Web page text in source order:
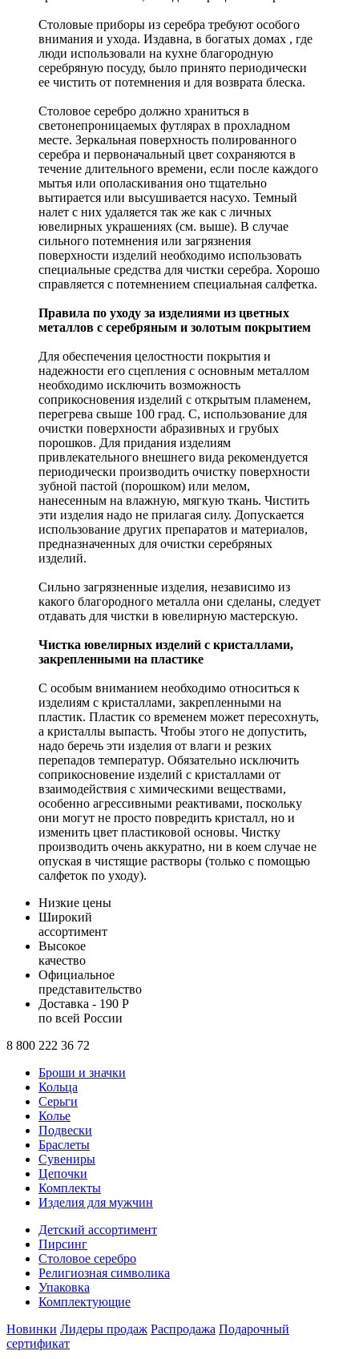
Столовые приборы из серебра требуют особого
внимания и ухода. Издавна, в богатых домах , где
люди использовали на кухне благородную
серебряную посуду, было принято периодически
ее чистить от потемнения и для возврата блеска.
Столовое серебро должно храниться в
светонепроницаемых футлярах в прохладном
месте. Зеркальная поверхность полированного
серебра и первоначальный цвет сохраняются в
течение длительного времени, если после каждого
мытья или ополаскивания оно тщательно
вытирается или высушивается насухо. Темный
налет с них удаляется так же как с личных
ювелирных украшениях (см. выше). В случае
сильного потемнения или загрязнения
поверхности изделий необходимо использовать
специальные средства для чистки серебра. Хорошо
справляется с потемнением специальная салфетка.
Правила по уходу за изделиями из цветных
металлов с серебряным и золотым покрытием
Для обеспечения целостности покрытия и
надежности его сцепления с основным металлом
необходимо исключить возможность
соприкосновения изделий с открытым пламенем,
перегрева свыше 100 град. С, использование для
очистки поверхности абразивных и грубых
порошков. Для придания изделиям
привлекательного внешнего вида рекомендуется
периодически производить очистку поверхности
зубной пастой (порошком) или мелом,
нанесенным на влажную, мягкую ткань. Чистить
эти изделия надо не прилагая силу. Допускается
использование других препаратов и материалов,
предназначенных для очистки серебряных
изделий.
Сильно загрязненные изделия, независимо из
какого благородного металла они сделаны, следует
отдавать для чистки в ювелирную мастерскую.
Чистка ювелирных изделий с кристаллами,
закрепленными на пластике
С особым вниманием необходимо относиться к
изделиям с кристаллами, закрепленными на
пластик. Пластик со временем может пересохнуть,
а кристаллы выпасть. Чтобы этого не допустить,
надо беречь эти изделия от влаги и резких
перепадов температур. Обязательно исключить
соприкосновение изделий с кристаллами от
взаимодействия с химическими веществами,
особенно агрессивными реактивами, поскольку
они могут не просто повредить кристалл, но и
изменить цвет пластиковой основы. Чистку
производить очень аккуратно, ни в коем случае не
опуская в чистящие растворы (только с помощью
салфеток по уходу).
Низкие цены
Широкий
ассортимент
Высокое
качество
Официальное
представительство
Доставка - 190 Р
по всей России
8 800 222 36 72
Броши и значки
Кольца
Серьги
Колье
Подвески
Браслеты
Сувениры
Цепочки
Комплекты
Изделия для мужчин
Детский ассортимент
Пирсинг
Столовое серебро
Религиозная символика
Упаковка
Комплектующие
Новинки Лидеры продаж Распродажа Подарочный
сертификат